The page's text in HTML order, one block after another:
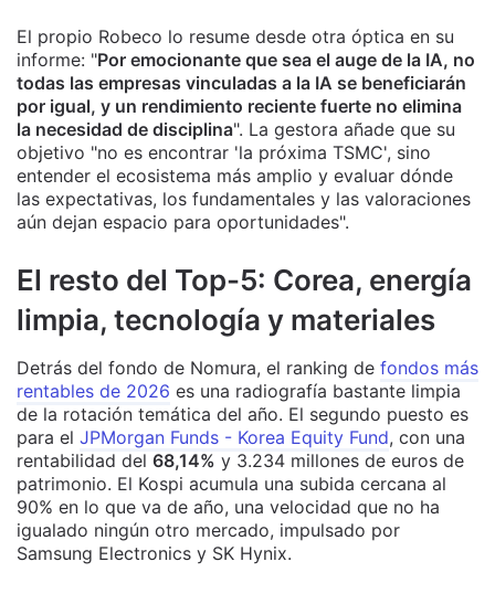
El propio Robeco lo resume desde otra óptica en su
informe: "Por emocionante que sea el auge de la IA, no
todas las empresas vinculadas a la IA se beneficiarán
por igual, y un rendimiento reciente fuerte no elimina
la necesidad de disciplina". La gestora añade que su
objetivo "no es encontrar 'la próxima TSMC', sino
entender el ecosistema más amplio y evaluar dónde
las expectativas, los fundamentales y las valoraciones
aún dejan espacio para oportunidades".
El resto del Top-5: Corea, energía
limpia, tecnología y materiales
Detrás del fondo de Nomura, el ranking de fondos más
rentables de 2026 es una radiografía bastante limpia
de la rotación temática del año. El segundo puesto es
para el JPMorgan Funds - Korea Equity Fund, con una
rentabilidad del 68,14% y 3.234 millones de euros de
patrimonio. El Kospi acumula una subida cercana al
90% en lo que va de año, una velocidad que no ha
igualado ningún otro mercado, impulsado por
Samsung Electronics y SK Hynix.